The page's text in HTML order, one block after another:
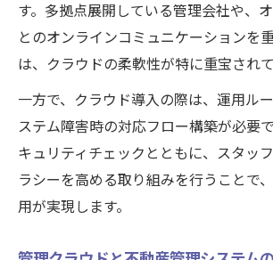
す。多拠点展開している管理会社や、
とのオンラインコミュニケーションを
は、クラウドの柔軟性が特に重宝されて
一方で、クラウド導入の際は、運用ル
ステム障害時の対応フロー構築が必要
キュリティチェックとともに、スタッ
ラシーを高める取り組みを行うことで
用が実現します。